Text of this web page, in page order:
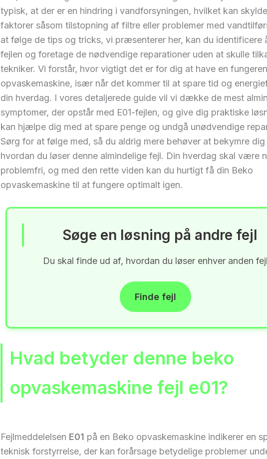
typisk, at der er en hindring i vandforsyningen, hvilket kan
faktorer såsom tilstopning af filtre eller problemer med
at følge de tips og tricks, vi præsenterer her, kan du identificere
fejlen og foretage de nødvendige reparationer uden at skulle
tekniker. Vi forstår, hvor vigtigt det er for dig at have en
opvaskemaskine, især når det kommer til at spare tid og
din hverdag. I vores detaljerede guide vil vi dække de mest
symptomer, der opstår med E01-fejlen, og give dig praktiske
kan hjælpe dig med at spare penge og undgå unødvendige
Sørg for at følge med, så du aldrig mere behøver at bekymre dig
hvordan du løser denne almindelige fejl. Din hverdag skal være
problemfri, og med den rette viden kan du hurtigt få din Beko
opvaskemaskine til at fungere optimalt igen.
Søge en løsning på andre fejl
Du skal finde ud af, hvordan du løser enhver anden
Finde fejl
Hvad betyder denne beko
opvaskemaskine fejl e01?
Fejlmeddelelsen E01 på en Beko opvaskemaskine indikerer en
teknisk forstyrrelse, der kan forårsage betydelige problemer